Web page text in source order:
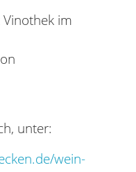
im
unter:
wein-